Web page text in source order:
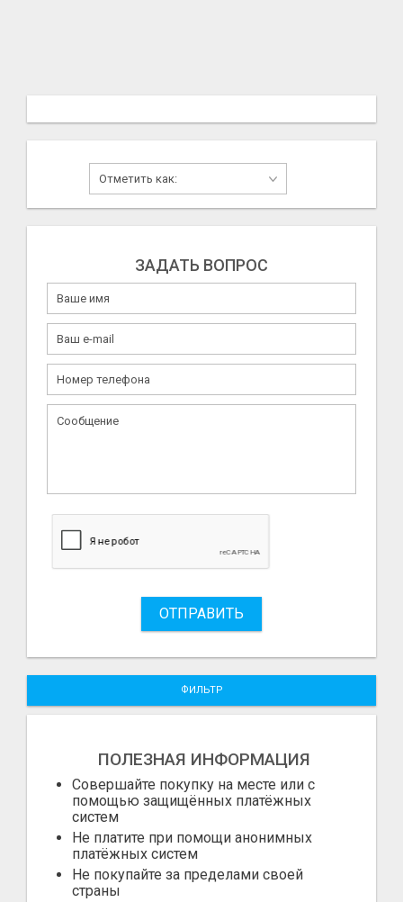
ЗАДАТЬ ВОПРОС
ОТПРАВИТЬ
ФИЛЬТР
ПОЛЕЗНАЯ ИНФОРМАЦИЯ
Совершайте покупку на месте или с
помощью защищённых платёжных
систем
Не платите при помощи анонимных
платёжных систем
Не покупайте за пределами своей
страны